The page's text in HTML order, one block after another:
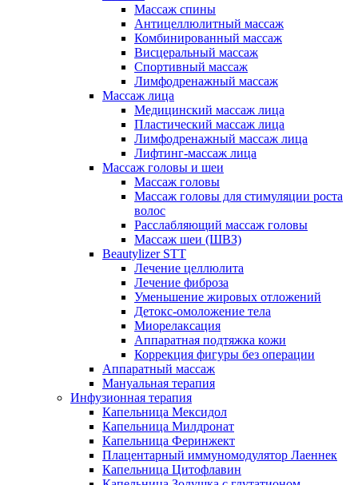
Массаж спины
Антицеллюлитный массаж
Комбинированный массаж
Висцеральный массаж
Спортивный массаж
Лимфодренажный массаж
Массаж лица
Медицинский массаж лица
Пластический массаж лица
Лимфодренажный массаж лица
Лифтинг-массаж лица
Массаж головы и шеи
Массаж головы
Массаж головы для стимуляции роста
волос
Расслабляющий массаж головы
Массаж шеи (ШВЗ)
Beautylizer STT
Лечение целлюлита
Лечение фиброза
Уменьшение жировых отложений
Детокс-омоложение тела
Миорелаксация
Аппаратная подтяжка кожи
Коррекция фигуры без операции
Аппаратный массаж
Мануальная терапия
Инфузионная терапия
Капельница Мексидол
Капельница Милдронат
Капельница Феринжект
Плацентарный иммуномодулятор Лаеннек
Капельница Цитофлавин